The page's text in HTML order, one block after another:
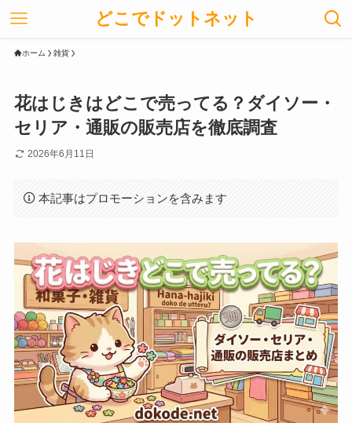
どこでドットネット
ホーム 雑貨
花はじきはどこで売ってる？ダイソー・
セリア・通販の販売店を徹底調査
2026年6月11日
本記事はプロモーションを含みます